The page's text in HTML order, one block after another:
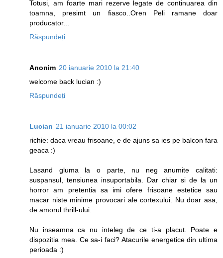
Totusi, am foarte mari rezerve legate de continuarea din
toamna, presimt un fiasco..Oren Peli ramane doar
producator...
Răspundeți
Anonim 20 ianuarie 2010 la 21:40
welcome back lucian :)
Răspundeți
Lucian 21 ianuarie 2010 la 00:02
richie: daca vreau frisoane, e de ajuns sa ies pe balcon fara
geaca :)
Lasand gluma la o parte, nu neg anumite calitati:
suspansul, tensiunea insuportabila. Dar chiar si de la un
horror am pretentia sa imi ofere frisoane estetice sau
macar niste minime provocari ale cortexului. Nu doar asa,
de amorul thrill-ului.
Nu inseamna ca nu inteleg de ce ti-a placut. Poate e
dispozitia mea. Ce sa-i faci? Atacurile energetice din ultima
perioada :)